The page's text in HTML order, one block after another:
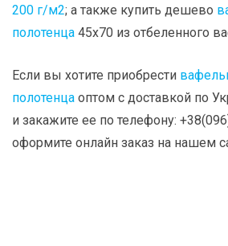
200 г/м2; а также купить дешево
полотенца 45х70 из отбеленного
Если вы хотите приобрести
полотенца оптом с доставкой по
и закажите ее по телефону:
оформите онлайн заказ на нашем